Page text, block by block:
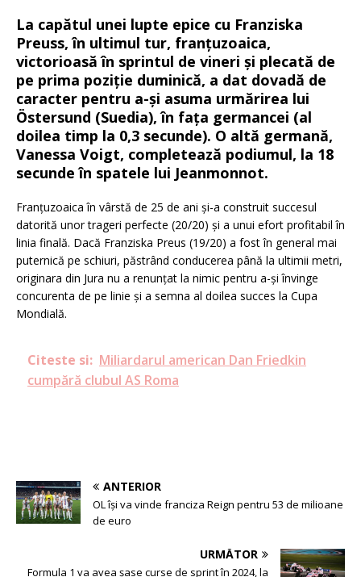
La capătul unei lupte epice cu Franziska
Preuss, în ultimul tur, franțuzoaica,
victorioasă în sprintul de vineri și plecată de
pe prima poziție duminică, a dat dovadă de
caracter pentru a-și asuma urmărirea lui
Östersund (Suedia), în fața germancei (al
doilea timp la 0,3 secunde). O altă germană,
Vanessa Voigt, completează podiumul, la 18
secunde în spatele lui Jeanmonnot.
Franțuzoaica în vârstă de 25 de ani și-a construit succesul
datorită unor trageri perfecte (20/20) și a unui efort profitabil în
linia finală. Dacă Franziska Preus (19/20) a fost în general mai
puternică pe schiuri, păstrând conducerea până la ultimii metri,
originara din Jura nu a renunțat la nimic pentru a-și învinge
concurenta de pe linie și a semna al doilea succes la Cupa
Mondială.
Citeste si: Miliardarul american Dan Friedkin
cumpără clubul AS Roma
ANTERIOR
OL își va vinde franciza Reign pentru 53 de milioane
de euro
URMĂTOR
Formula 1 va avea şase curse de sprint în 2024, la